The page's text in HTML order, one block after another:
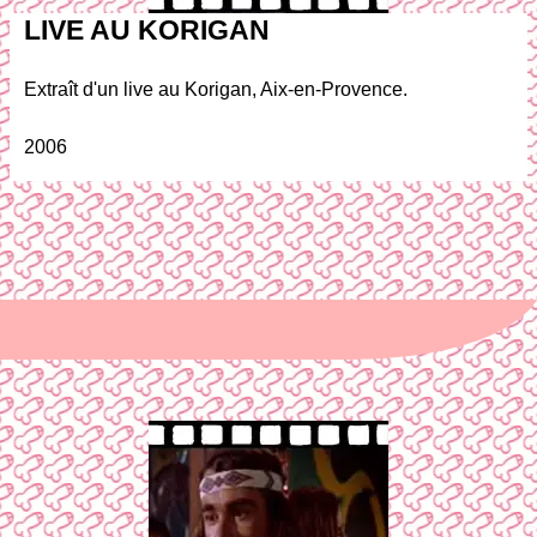
LIVE AU KORIGAN
Extraît d'un live au Korigan, Aix-en-Provence.
2006